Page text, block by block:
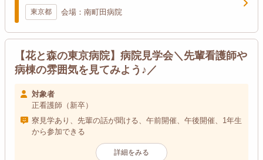
東京都 会場：南町田病院
【花と森の東京病院】病院見学会＼先輩看護師や
病棟の雰囲気を見てみよう♪／
対象者
正看護師（新卒）
寮見学あり、先輩の話が聞ける、午前開催、午後開催、1年生
から参加できる
詳細をみる